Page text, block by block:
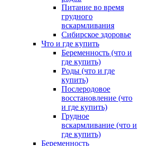
Питание во время
грудного
вскармливания
Сибирское здоровье
Что и где купить
Беременность (что и
где купить)
Роды (что и где
купить)
Послеродовое
восстановление (что
и где купить)
Грудное
вскармливание (что и
где купить)
Беременность